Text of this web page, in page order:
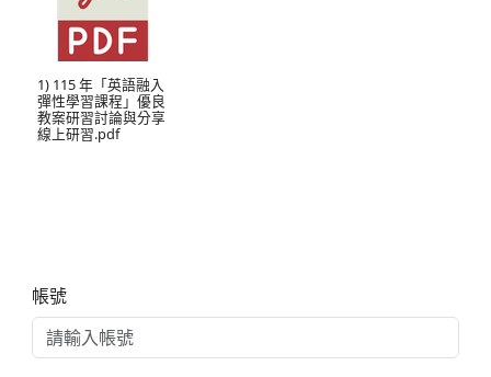
1) 115 年「英語融入
彈性學習課程」優良
教案研習討論與分享
線上研習.pdf
帳號